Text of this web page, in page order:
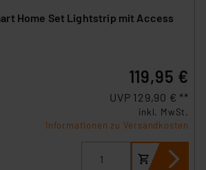
Home Set Lightstrip mit Access
119,95 €
UVP 129,90 € **
inkl. MwSt.
Informationen zu Versandkosten